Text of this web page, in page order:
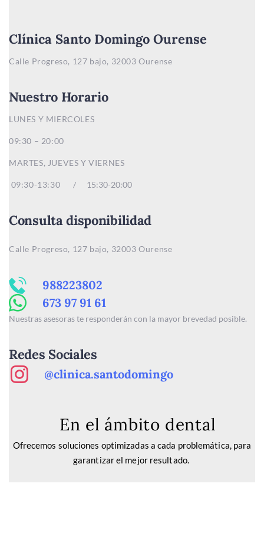
Clínica Santo Domingo Ourense
Calle Progreso, 127 bajo, 32003 Ourense
Nuestro Horario
LUNES Y MIERCOLES
09:30 – 20:00
MARTES, JUEVES Y VIERNES
09:30-13:30 / 15:30-20:00
Consulta disponibilidad
Calle Progreso, 127 bajo, 32003 Ourense
988223802
673 97 91 61
Nuestras asesoras te responderán con la mayor brevedad posible.
Redes Sociales
@clinica.santodomingo
En el ámbito dental
Ofrecemos soluciones optimizadas a cada problemática, para
garantizar el mejor resultado.